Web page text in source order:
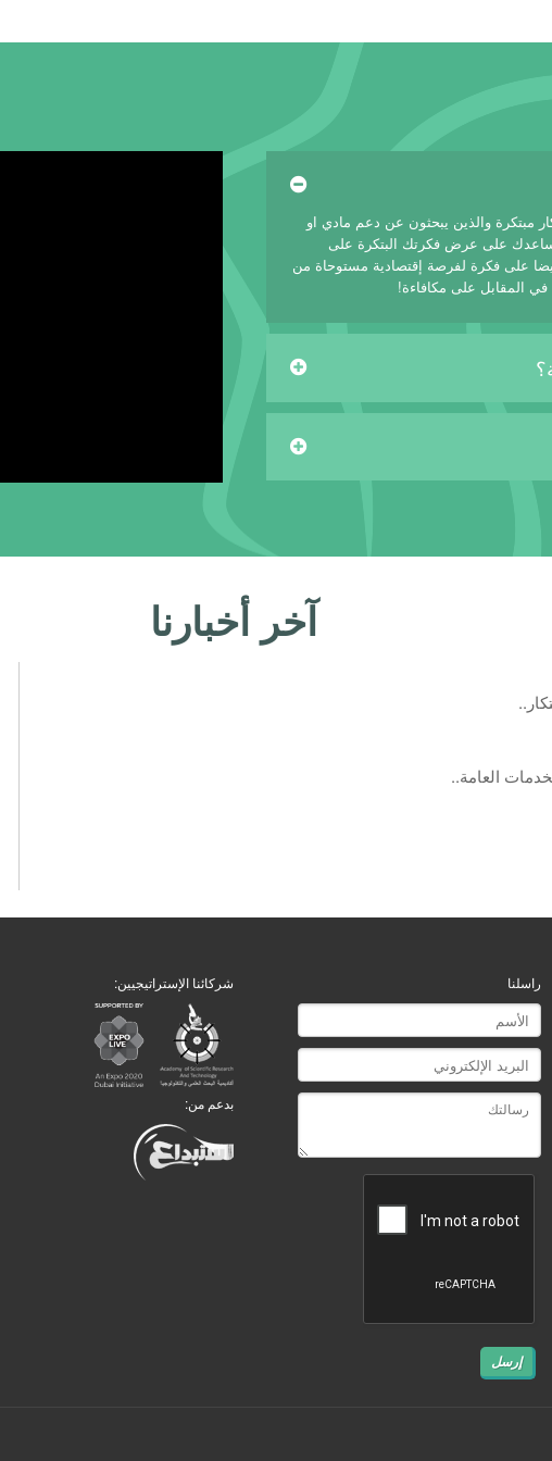
مبتكرة والذين يبحثون عن دعم مادي او
على عرض فكرتك البتكرة على
على فكرة لفرصة إقتصادية مستوحاة من
المقابل على مكافاءة!
آخر أخبارنا
العامة..
راسلنا
إرسل
شركائنا الإستراتيجيين:
بدعم من: